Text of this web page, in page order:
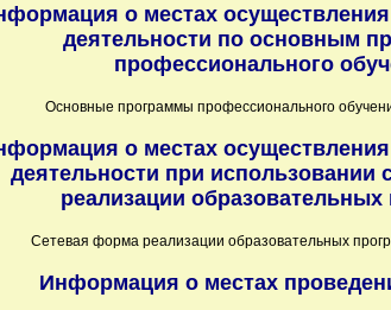
о местах
деятельности по основным
профессионального
Основные программы профессионального
о местах
деятельности при
реализации
Сетевая форма реализации образовательных
Информация о местах